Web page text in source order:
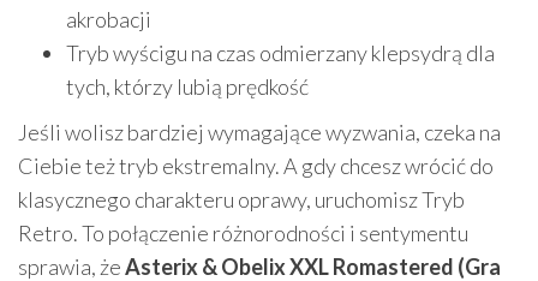
akrobacji
Tryb wyścigu na czas odmierzany klepsydrą dla
tych, którzy lubią prędkość
Jeśli wolisz bardziej wymagające wyzwania, czeka na
Ciebie też tryb ekstremalny. A gdy chcesz wrócić do
klasycznego charakteru oprawy, uruchomisz Tryb
Retro. To połączenie różnorodności i sentymentu
sprawia, żeAsterix & Obelix XXL Romastered (Gra